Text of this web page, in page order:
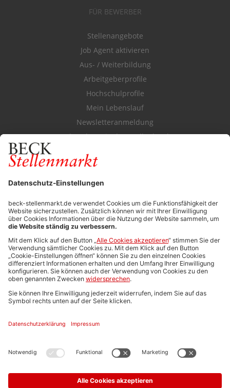
FÜR BEWERBER
Stellenangebote
Job Agent aktivieren
Aus- / Weiterbildung
Arbeitgeberprofile
Hochschulprofile
Mein Lebenslauf
Newsletteranmeldung
Durchsuchen Sie den Stellenkatalog
FÜR ARBEITGEBER
Stellenmarktpreise
Anzeigen-AGB
Media-Daten
Newsletteranmeldung
Produktübersicht
ALLGEMEIN
FAQs
Impressum
Stellenangebote C.H.BECK